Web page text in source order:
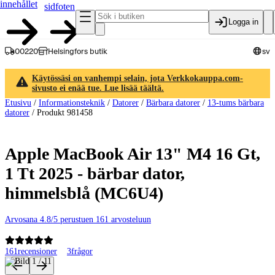
innehållet
sidfoten
Logga in
00220 Helsingfors butik sv
Käytössäsi on vanhempi selain, jota Verkkokauppa.com-
sivusto ei enää tue. Lue lisää täältä.
Etusivu / Informationsteknik / Datorer / Bärbara datorer / 13-tums bärbara
datorer / Produkt 981458
Apple MacBook Air 13" M4 16 Gt,
1 Tt 2025 - bärbar dator,
himmelsblå (MC6U4)
Arvosana 4.8/5 perustuen 161 arvosteluun
161recensioner 3frågor